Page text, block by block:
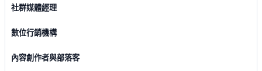
社群媒體經理
數位行銷機構
內容創作者與部落客